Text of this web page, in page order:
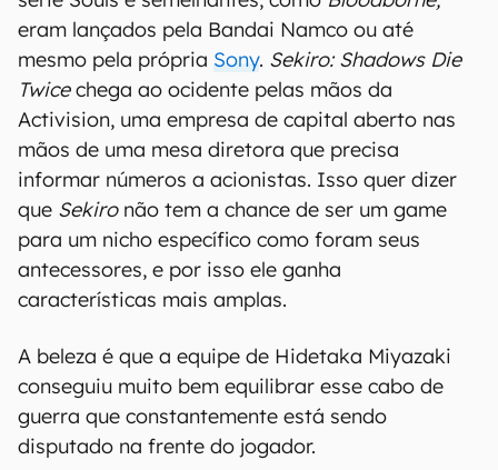
Tudo isso criou uma gama de fãs muito fiéis ao
que esses jogos representam: o gamer hardcore,
que estuda o movimento dos inimigos e tenta
incansáveis vezes até conseguir derrotar aquele
chefão mais complicado.
Nisso entra a Activision. AtéSekiro,os jogos da
série Souls e semelhantes, como Bloodborne,
eram lançados pela Bandai Namco ou até
Sony
Twicechega ao ocidente pelas mãos da
Activision, uma empresa de capital aberto nas
mãos de uma mesa diretora que precisa
informar números a acionistas. Isso quer dizer